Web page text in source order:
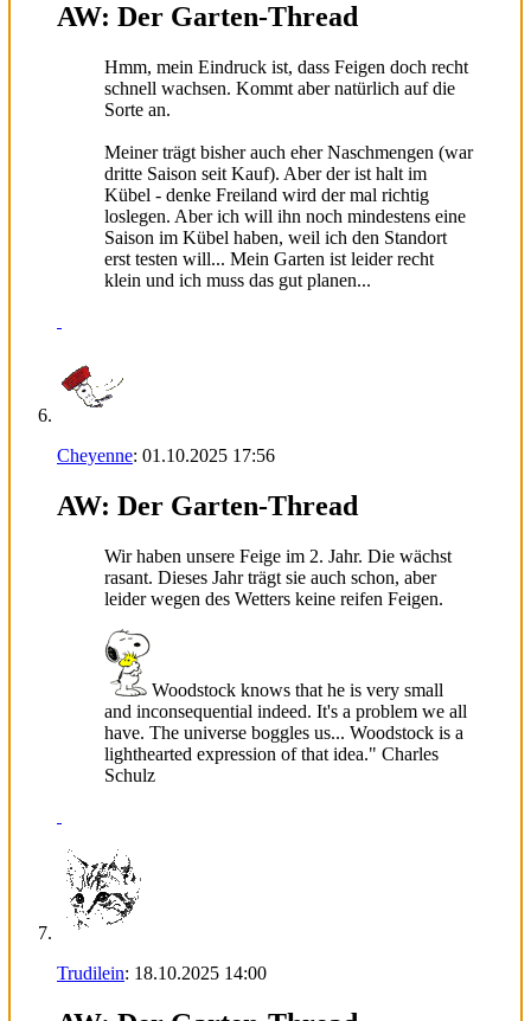
AW: Der Garten-Thread
Hmm, mein Eindruck ist, dass Feigen doch recht
schnell wachsen. Kommt aber natürlich auf die
Sorte an.
Meiner trägt bisher auch eher Naschmengen (war
dritte Saison seit Kauf). Aber der ist halt im
Kübel - denke Freiland wird der mal richtig
loslegen. Aber ich will ihn noch mindestens eine
Saison im Kübel haben, weil ich den Standort
erst testen will... Mein Garten ist leider recht
klein und ich muss das gut planen...
Cheyenne: 01.10.2025 17:56
AW: Der Garten-Thread
Wir haben unsere Feige im 2. Jahr. Die wächst
rasant. Dieses Jahr trägt sie auch schon, aber
leider wegen des Wetters keine reifen Feigen.
Woodstock knows that he is very small
and inconsequential indeed. It's a problem we all
have. The universe boggles us... Woodstock is a
lighthearted expression of that idea." Charles
Schulz
Trudilein: 18.10.2025 14:00